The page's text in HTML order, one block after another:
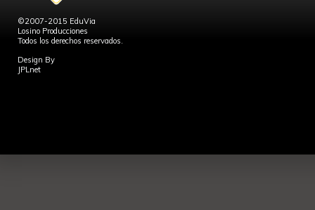
©2007-2015 EduVia
Losino Producciones
Todos los derechos reservados.
Design By
JPLnet